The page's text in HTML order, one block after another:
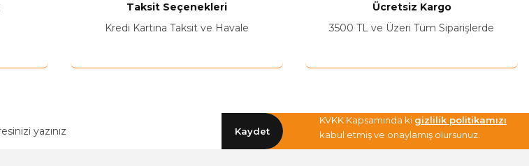
Taksit Seçenekleri
Kredi Kartına Taksit ve Havale
Ücretsiz Kargo
3500 TL ve Üzeri Tüm Siparişlerde
Kaydet
KVKK Kapsamında ki gizlilik politikamızı
kabul etmiş ve onaylamış olursunuz.